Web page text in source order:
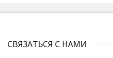
СВЯЗАТЬСЯ С НАМИ